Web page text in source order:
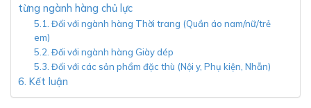
từng ngành hàng chủ lực
5.1. Đối với ngành hàng Thời trang (Quần áo nam/nữ/trẻ
em)
5.2. Đối với ngành hàng Giày dép
5.3. Đối với các sản phẩm đặc thù (Nội y, Phụ kiện, Nhẫn)
6. Kết luận